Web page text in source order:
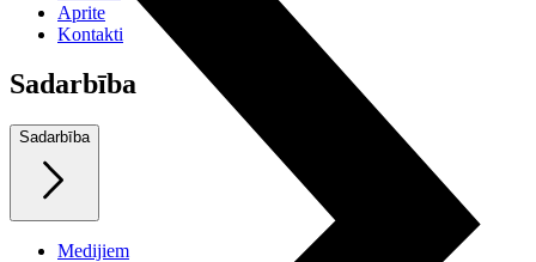
Aprite
Kontakti
Sadarbība
Sadarbība
Medijiem